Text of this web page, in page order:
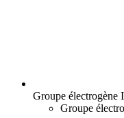
Groupe
Groupe